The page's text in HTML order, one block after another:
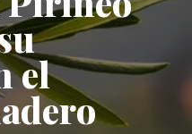
el